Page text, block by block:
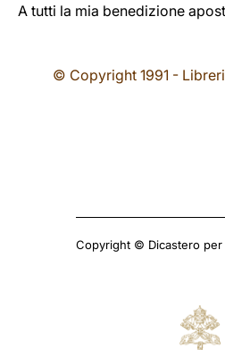
A tutti la mia benedizione
© Copyright 1991 -
Copyright © Dicastero per